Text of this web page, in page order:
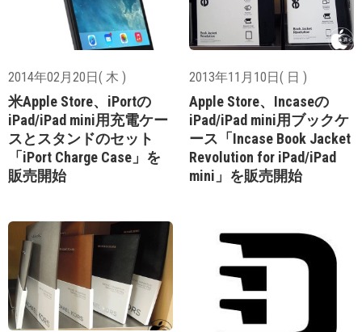
2014年02月20日( 木 )
米Apple Store、iPortの
iPad/iPad mini用充電ケー
スとスタンドのセット
「iPort Charge Case」を
販売開始
2013年11月10日( 日 )
Apple Store、Incaseの
iPad/iPad mini用ブックケ
ース「Incase Book Jacket
Revolution for iPad/iPad
mini」を販売開始